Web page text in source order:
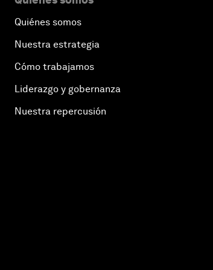
Quiénes somos
Nuestra estrategia
Cómo trabajamos
Liderazgo y gobernanza
Nuestra repercusión